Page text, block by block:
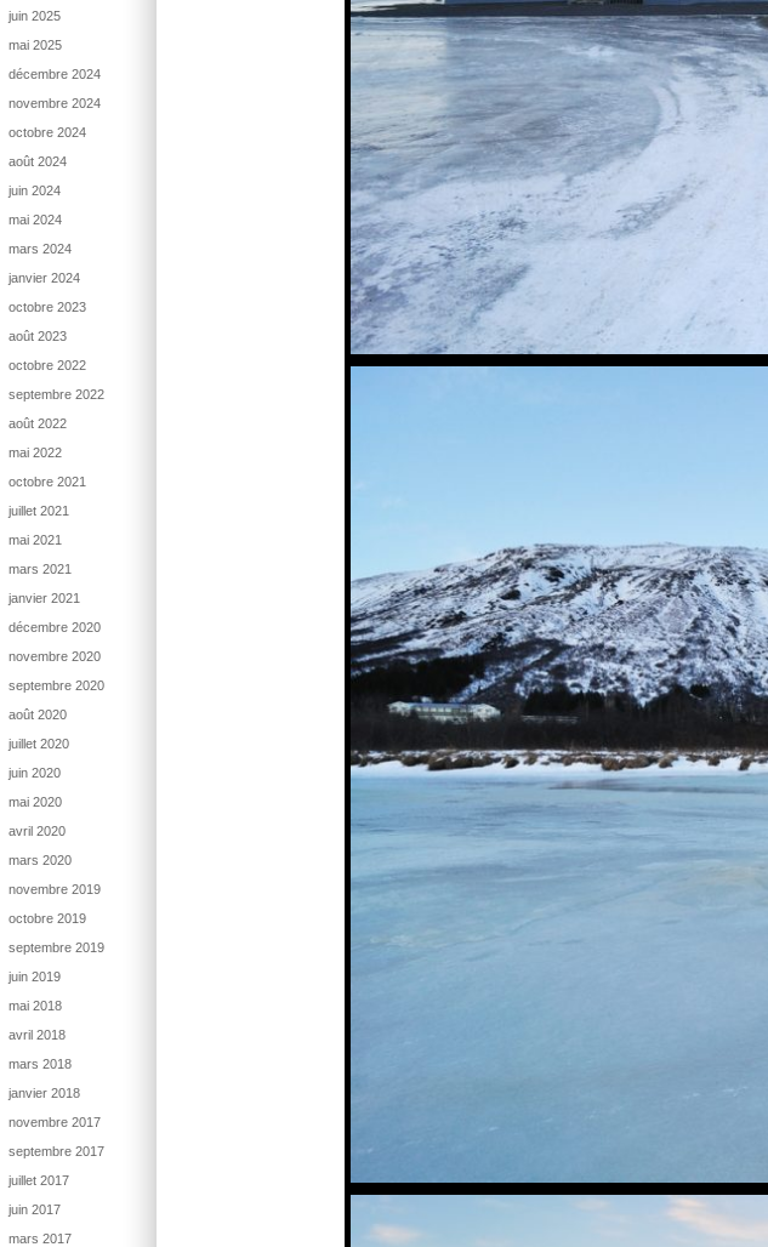
juin 2025
mai 2025
décembre 2024
novembre 2024
octobre 2024
août 2024
juin 2024
mai 2024
mars 2024
janvier 2024
octobre 2023
août 2023
octobre 2022
septembre 2022
août 2022
mai 2022
octobre 2021
juillet 2021
mai 2021
mars 2021
janvier 2021
décembre 2020
novembre 2020
septembre 2020
août 2020
juillet 2020
juin 2020
mai 2020
avril 2020
mars 2020
novembre 2019
octobre 2019
septembre 2019
juin 2019
mai 2018
avril 2018
mars 2018
janvier 2018
novembre 2017
septembre 2017
juillet 2017
juin 2017
mars 2017